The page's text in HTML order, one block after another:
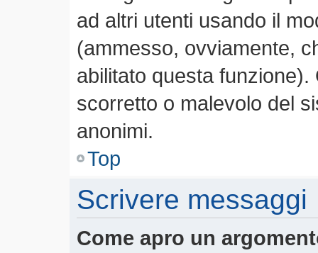
ad altri utenti usando il
(ammesso, ovviamente,
abilitato questa
scorretto o malevolo del
anonimi.
Top
Scrivere messaggi
Come apro un